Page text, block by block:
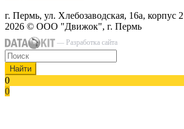
г. Пермь, ул. Хлебозаводская, 16а, корпус 2
2026 © ООО "Движок", г. Пермь
— Разработка сайта
Найти
0
0